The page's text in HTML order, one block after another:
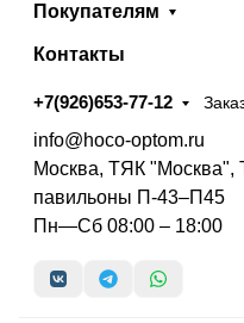
Покупателям
Контакты
+7(926)653-77-12
info@hoco-optom.ru
Москва, ТЯК "Москва",
павильоны П-43–П45
Пн—Сб 08:00 – 18:00